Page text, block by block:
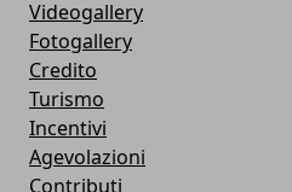
Videogallery
Fotogallery
Credito
Turismo
Incentivi
Agevolazioni
Contributi